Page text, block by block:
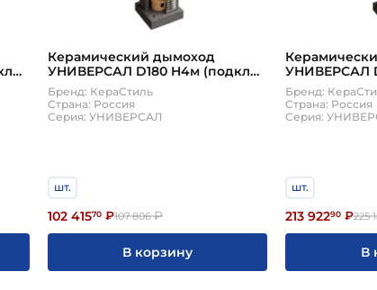
Керамический дымоход
УНИВЕРСАЛ D180 H4м (подкл
90, плита по месту) КераСтиль
Бренд: КераСтиль
Страна: Россия
Серия: УНИВЕРСАЛ
шт.
102 41570₽107 806₽
В корзину
УНИВЕРСАЛ
90, плита по
Бренд:
Страна: Россия
Серия:
шт.
213 92290 ₽225
В